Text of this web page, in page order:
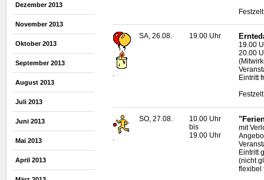
Dezember 2013
November 2013
Oktober 2013
September 2013
August 2013
Juli 2013
Juni 2013
Mai 2013
April 2013
.
SA, 26.08. 19.00 Uhr
19.00
20.00
Eintritt
.
SO, 27.08.
10.00 Uhr
bis
19.00 Uhr
mit
Eintritt
(nicht
flexibel